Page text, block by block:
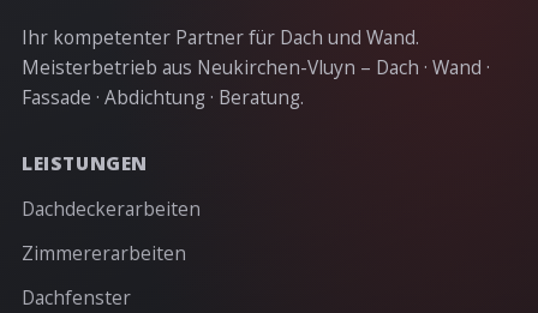
Ihr kompetenter Partner für Dach und Wand.
Meisterbetrieb aus Neukirchen-Vluyn – Dach · Wand ·
Fassade · Abdichtung · Beratung.
LEISTUNGEN
Dachdeckerarbeiten
Zimmererarbeiten
Dachfenster